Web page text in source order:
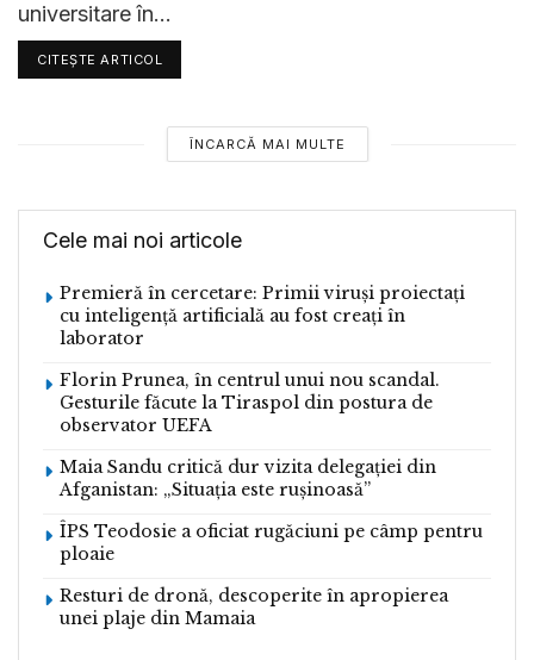
universitare în...
CITEȘTE ARTICOL
ÎNCARCĂ MAI MULTE
Cele mai noi articole
Premieră în cercetare: Primii viruși proiectați
cu inteligență artificială au fost creați în
laborator
Florin Prunea, în centrul unui nou scandal.
Gesturile făcute la Tiraspol din postura de
observator UEFA
Maia Sandu critică dur vizita delegației din
Afganistan: „Situația este rușinoasă”
ÎPS Teodosie a oficiat rugăciuni pe câmp pentru
ploaie
Resturi de dronă, descoperite în apropierea
unei plaje din Mamaia